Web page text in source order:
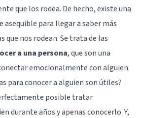
que los rodea. De hecho, existe una
para llegar a saber más
que nos rodean. Se trata de las
a una persona, que son una
emocionalmente con alguien.
para conocer a alguien son útiles?
posible tratar
durante años y apenas conocerlo. Y,